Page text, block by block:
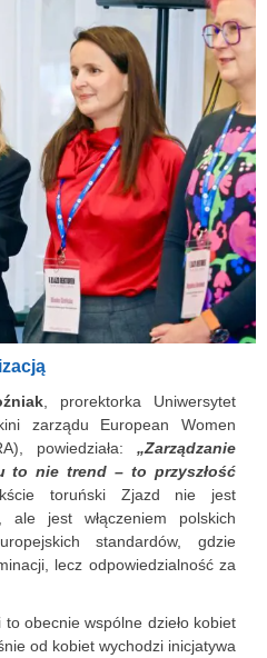
, prorektorka Uniwersytet
zarządu European Women
powiedziała: „Zarządzanie
to nie trend – to przyszłość
toruński Zjazd nie jest
ale jest włączeniem polskich
standardów, gdzie
lecz odpowiedzialność za
obecnie wspólne dzieło kobiet
od kobiet wychodzi inicjatywa